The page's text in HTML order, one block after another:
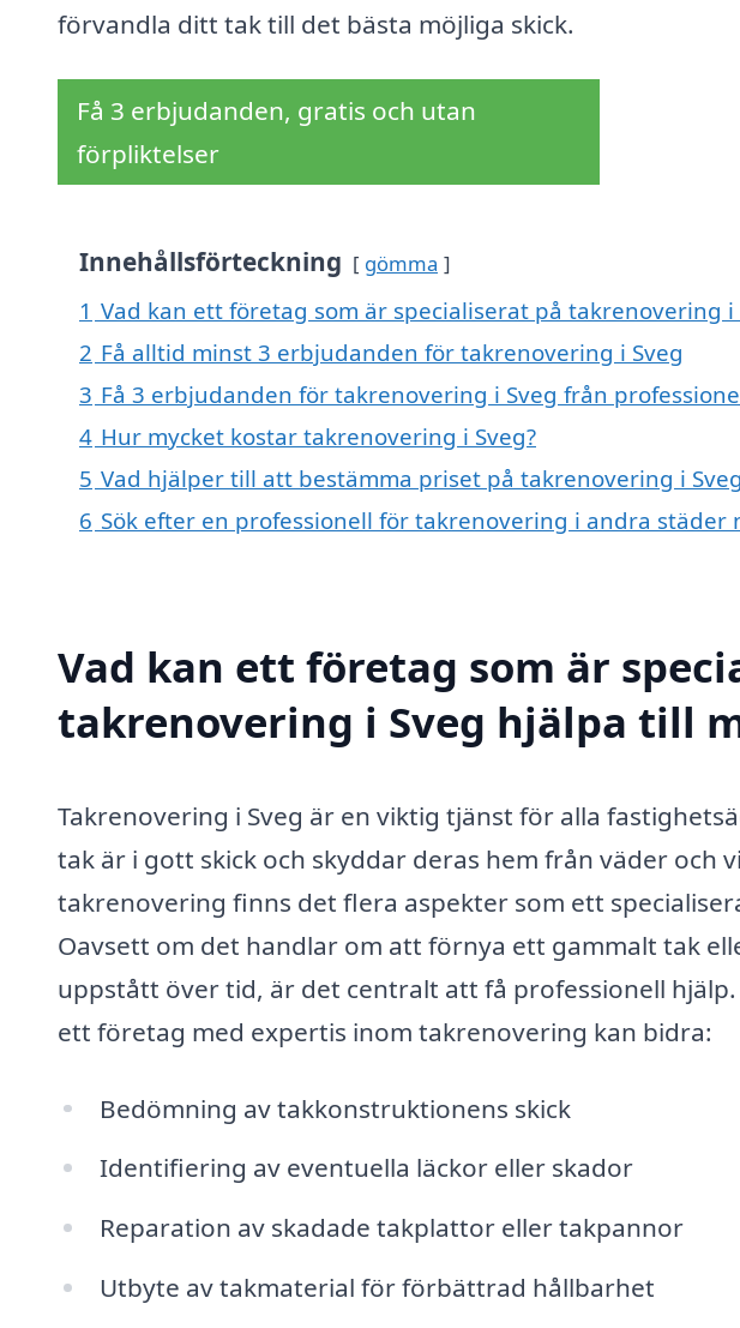
förvandla ditt tak till det bästa möjliga skick.
Få 3 erbjudanden, gratis och utan
förpliktelser
Innehållsförteckning gömma
1 Vad kan ett företag som är specialiserat på takrenovering
2 Få alltid minst 3 erbjudanden för takrenovering i Sveg
3 Få 3 erbjudanden för takrenovering i Sveg från
4 Hur mycket kostar takrenovering i Sveg?
5 Vad hjälper till att bestämma priset på takrenovering i
6 Sök efter en professionell för takrenovering i andra städer
Vad kan ett företag som är
takrenovering i Sveg hjälpa till
Takrenovering i Sveg är en viktig tjänst för alla
tak är i gott skick och skyddar deras hem från väder och
takrenovering finns det flera aspekter som ett
Oavsett om det handlar om att förnya ett gammalt tak
uppstått över tid, är det centralt att få professionell
ett företag med expertis inom takrenovering kan bidra:
Bedömning av takkonstruktionens skick
Identifiering av eventuella läckor eller skador
Reparation av skadade takplattor eller takpannor
Utbyte av takmaterial för förbättrad hållbarhet